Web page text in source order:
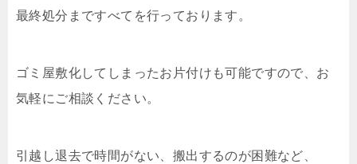
最終処分まですべてを行っております。
ゴミ屋敷化してしまったお片付けも可能ですので、お
気軽にご相談ください。
引越し退去で時間がない、搬出するのが困難など、